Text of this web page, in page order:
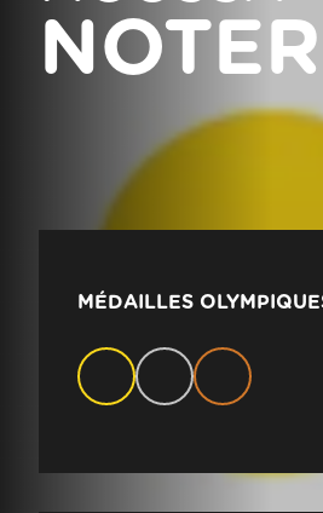
MÉDAILLES